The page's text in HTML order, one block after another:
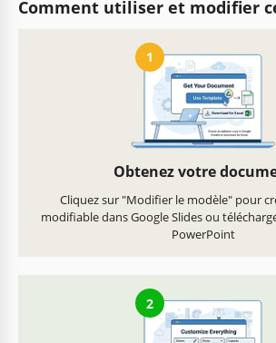
Comment utiliser et modifier
1
Obtenez votre
Cliquez sur "Modifier le modèle" pour
modifiable dans Google Slides ou
PowerPoint
2